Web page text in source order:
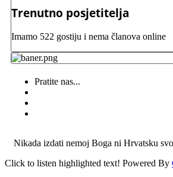
Trenutno posjetitelja
Imamo 522 gostiju i nema članova online
Pratite nas...
Nikada izdati nemoj Boga ni Hrvatsku
Click to listen highlighted text! Powered By